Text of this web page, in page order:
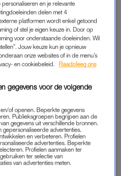
er gingen wel sirenes af. Maar
later Cherson gingen, hoorde
het front eindigt bijna
reed ik rond zonder
lag. We waren nieuwsgierig
we kwamen, hoe meer
vrachtwagens we zagen. En
ooit bewoond dorp dat nu
dieren en verlaten huizen.
kwam er een soldaat uit
weten wat we aan het doen
waren en verslag
en je relevante
delen met 4
platformen wordt enkel getoond
of stel je eigen keuze in. Door op
voor onderstaande doeleinden. Wil
Jouw keuze kun je opnieuw
onze websites of in de menu’s
en cookiebeleid.
Raadpleeg ons
gegevens voor de volgende
of openen. Beperkte gegevens
Publieksgroepen begrijpen aan de
gegevens uit verschillende bronnen.
gepersonaliseerde advertenties.
en verbeteren. Profielen
advertenties. Beperkte
Profielen aanmaken ter
ter selectie van
van advertenties meten.